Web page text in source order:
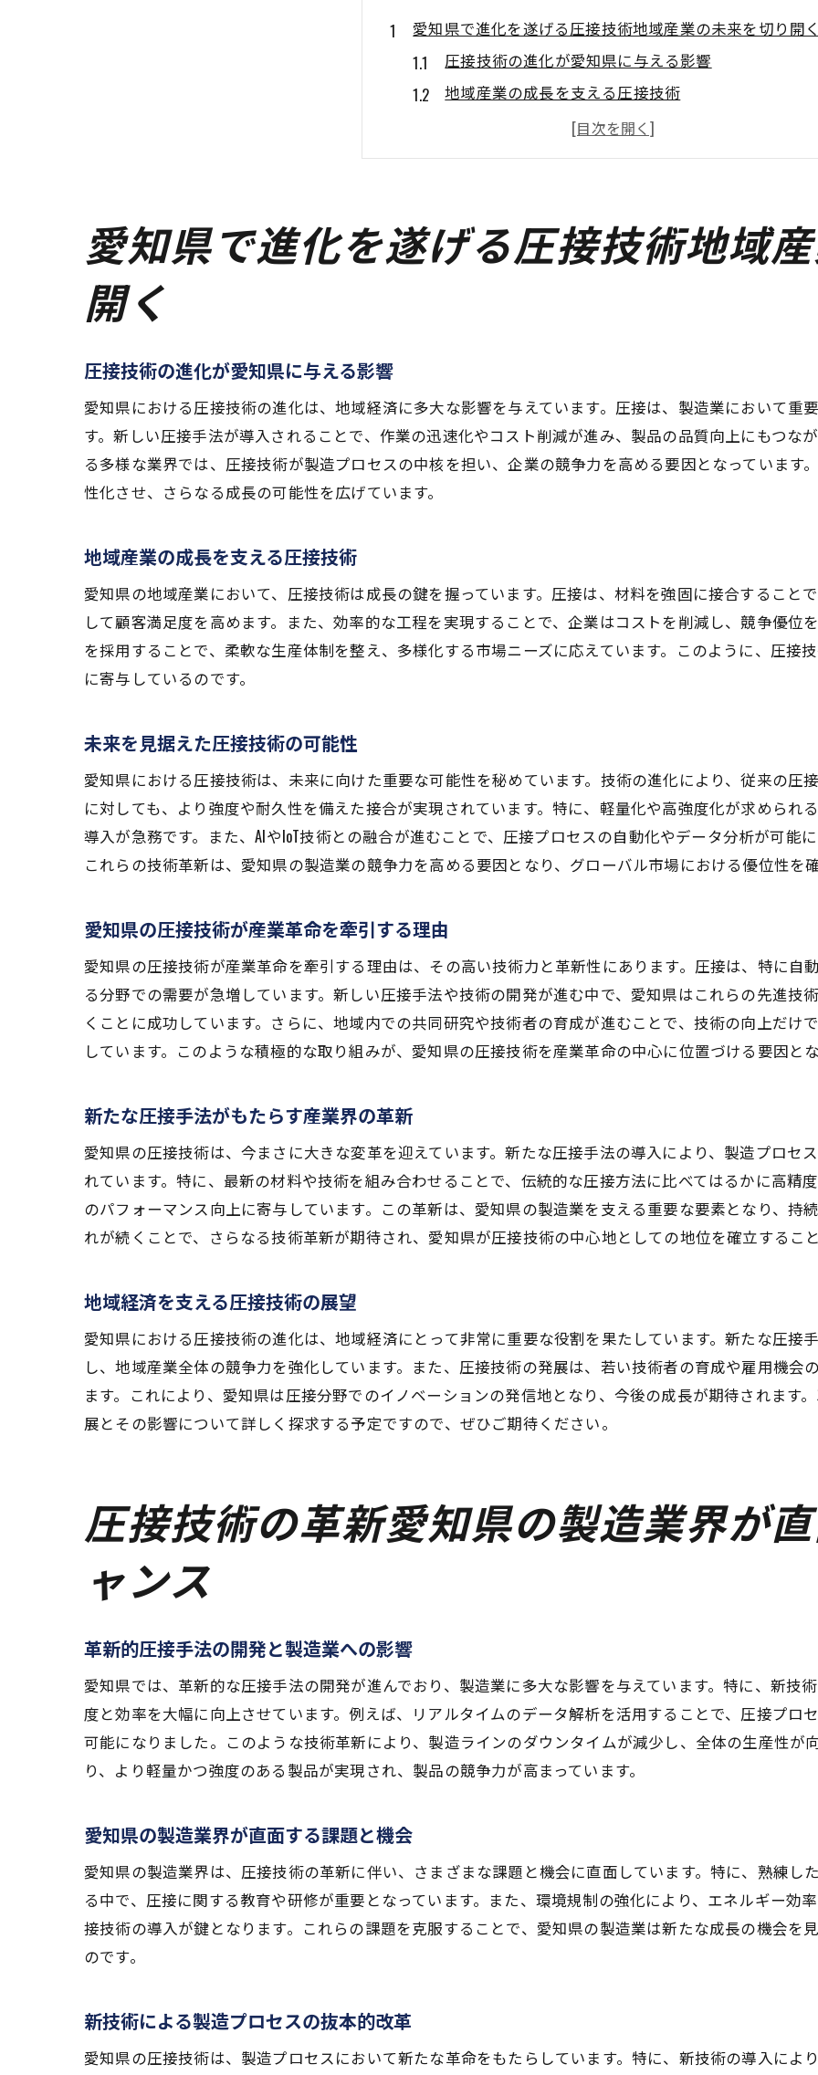
愛知県で進化を遂げる圧接技術地域産業の未来を切り開
圧接技術の進化が愛知県に与える影響
地域産業の成長を支える圧接技術
未来を見据えた圧接技術の可能性
愛知県の圧接技術が産業革命を牽引する理由
地域経済を支える圧接技術の展望
圧接技術の革新愛知県の製造業界が直面する新たなチャ
愛知県製造業界と圧接技術のシナジー効果
圧接技術がもたらす新たなビジネスモデルの模索
高効率圧接技法愛知県でのコスト削減と品質向上の秘訣
圧接技法が製品の信頼性を高める理由
効率的な圧接技法で実現する製造コストの最適化
地域産業の強化に寄与する圧接技術
圧接技術が地域社会に及ぼすポジティブな変化
愛知県の産業基盤を革新する圧接技法
愛知県における圧接技術の進化と作業効率の飛躍的改善
圧接技術の進化がもたらす作業効率の向上
愛知県での圧接技術革新の軌跡
効率向上を実現する圧接技術の新潮流
圧接技術が作業プロセスに与える革新性
圧接技術がもたらす地域製造業の新たなビジネスチャン
圧接技術による新ビジネスの立ち上げ
地域製造業と圧接技術の新たな可能性
ビジネスチャンスを広げる圧接技法の実例
圧接技術が生み出す新しい市場の展望
効率的な圧接技法が愛知県製造業界に革新をもたらす
効率的圧接技法の導入とその効果
愛知県製造業界の変革を促す圧接技術
圧接技術による製造ラインの最適化
愛知県での圧接技術の効率化事例
未来を見据えた圧接技術の開発ストーリー
愛知県の圧接技術を支える人々の挑戦
圧接技術が示す未来のものづくりの方向性
挑戦を続ける愛知県の圧接技術の最前線
愛知県で進化を遂げる圧接技術地域
開く
圧接技術の進化が愛知県に与える影響
愛知県における圧接技術の進化は、地域経済に多大な影響を与えています。圧接は、製造業において重
す。新しい圧接手法が導入されることで、作業の迅速化やコスト削減が進み、製品の品質向上にもつな
る多様な業界では、圧接技術が製造プロセスの中核を担い、企業の競争力を高める要因となっています
性化させ、さらなる成長の可能性を広げています。
地域産業の成長を支える圧接技術
愛知県の地域産業において、圧接技術は成長の鍵を握っています。圧接は、材料を強固に接合すること
して顧客満足度を高めます。また、効率的な工程を実現することで、企業はコストを削減し、競争優位
を採用することで、柔軟な生産体制を整え、多様化する市場ニーズに応えています。このように、圧接
に寄与しているのです。
未来を見据えた圧接技術の可能性
愛知県における圧接技術は、未来に向けた重要な可能性を秘めています。技術の進化により、従来の圧
に対しても、より強度や耐久性を備えた接合が実現されています。特に、軽量化や高強度化が求められ
導入が急務です。また、AIやIoT技術との融合が進むことで、圧接プロセスの自動化やデータ分析が可能
これらの技術革新は、愛知県の製造業の競争力を高める要因となり、グローバル市場における優位性を
愛知県の圧接技術が産業革命を牽引する理由
愛知県の圧接技術が産業革命を牽引する理由は、その高い技術力と革新性にあります。圧接は、特に自
る分野での需要が急増しています。新しい圧接手法や技術の開発が進む中で、愛知県はこれらの先進技
くことに成功しています。さらに、地域内での共同研究や技術者の育成が進むことで、技術の向上だけ
しています。このような積極的な取り組みが、愛知県の圧接技術を産業革命の中心に位置づける要因と
新たな圧接手法がもたらす産業界の革新
愛知県の圧接技術は、今まさに大きな変革を迎えています。新たな圧接手法の導入により、製造プロセ
れています。特に、最新の材料や技術を組み合わせることで、伝統的な圧接方法に比べてはるかに高精
のパフォーマンス向上に寄与しています。この革新は、愛知県の製造業を支える重要な要素となり、持
れが続くことで、さらなる技術革新が期待され、愛知県が圧接技術の中心地としての地位を確立するこ
地域経済を支える圧接技術の展望
愛知県における圧接技術の進化は、地域経済にとって非常に重要な役割を果たしています。新たな圧接
し、地域産業全体の競争力を強化しています。また、圧接技術の発展は、若い技術者の育成や雇用機
ます。これにより、愛知県は圧接分野でのイノベーションの発信地となり、今後の成長が期待されます
展とその影響について詳しく探求する予定ですので、ぜひご期待ください。
圧接技術の革新愛知県の製造業界が
ャンス
革新的圧接手法の開発と製造業への影響
愛知県では、革新的な圧接手法の開発が進んでおり、製造業に多大な影響を与えています。特に、新技
度と効率を大幅に向上させています。例えば、リアルタイムのデータ解析を活用することで、圧接プロ
可能になりました。このような技術革新により、製造ラインのダウンタイムが減少し、全体の生産性が
り、より軽量かつ強度のある製品が実現され、製品の競争力が高まっています。
愛知県の製造業界が直面する課題と機会
愛知県の製造業界は、圧接技術の革新に伴い、さまざまな課題と機会に直面しています。特に、熟練し
る中で、圧接に関する教育や研修が重要となっています。また、環境規制の強化により、エネルギー効
接技術の導入が鍵となります。これらの課題を克服することで、愛知県の製造業は新たな成長の機会を
のです。
新技術による製造プロセスの抜本的改革
愛知県の圧接技術は、製造プロセスにおいて新たな革命をもたらしています。特に、新技術の導入によ